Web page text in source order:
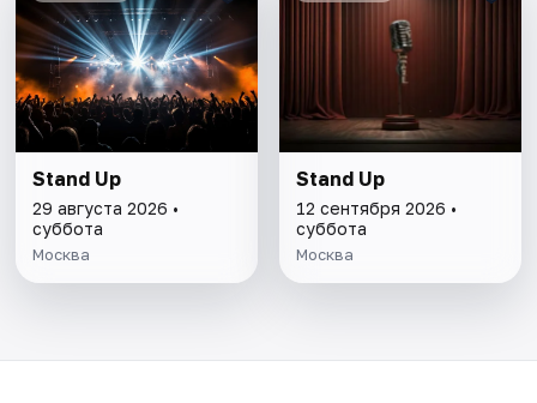
Stand Up
29 августа 2026 •
суббота
Москва
Stand Up
12 сентября 2026 •
суббота
Москва